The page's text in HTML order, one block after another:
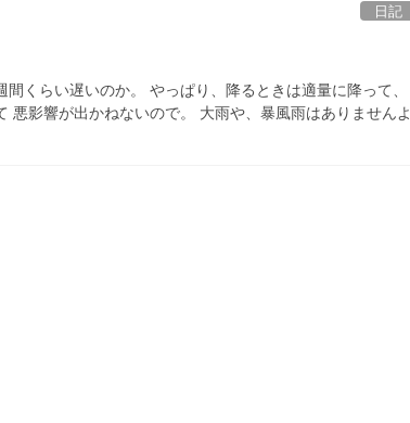
日記
くらい遅いのか。 やっぱり、降るときは適量に降って、
影響が出かねないので。 大雨や、暴風雨はありませんよ